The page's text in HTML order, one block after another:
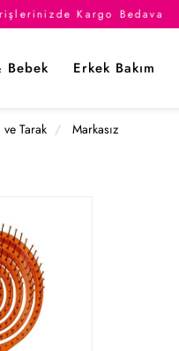
Kargo Bedava
Bebek Erkek Bakım
ve Tarak Markasız